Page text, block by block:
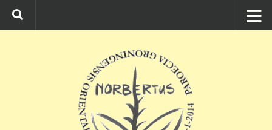
Ga naar de inhoud